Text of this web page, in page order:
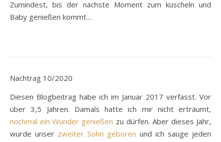
Zumindest, bis der nächste Moment zum kuscheln und
Baby genießen kommt…
Nachtrag 10/2020
Diesen Blogbeitrag habe ich im Januar 2017 verfasst. Vor
über 3,5 Jahren. Damals hatte ich mir nicht erträumt,
nochmal ein Wunder genießen zu dürfen. Aber dieses Jahr,
wurde unser zweiter Sohn geboren und ich sauge jeden